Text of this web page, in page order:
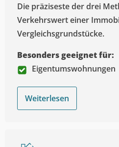
Die präziseste der drei
Verkehrswert einer
Vergleichsgrundstücke.
Besonders geeignet für:
Eigentumswohnungen
Weiterlesen